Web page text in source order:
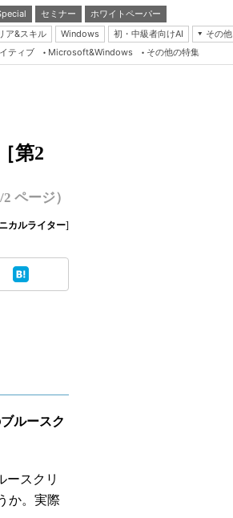
セミナー
ホワイトペーパー
ア&スキル Windows 初・中級者向けAI
その他
Server & Storage
Java Agile
Test & Tools
ティブ Microsoft&Windows その他の特集
第2
2 ページ）
カルライター]
ルースク
ースクリ
か。実際